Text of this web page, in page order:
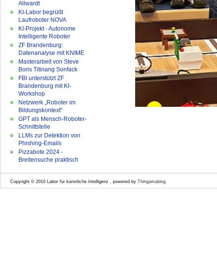
Allwardt
KI-Labor begrüßt
Laufroboter NOVA
KI-Projekt - Autonome
Intelligente Roboter
ZF Brandenburg:
Datenanalyse mit KNIME
Masterarbeit von Steve
Boris Titinang Sonfack
FBI unterstützt ZF
Brandenburg mit KI-
Workshop
Netzwerk „Roboter im
Bildungskontext“
GPT als Mensch-Roboter-
Schnittstelle
LLMs zur Detektion von
Phishing-Emails
Pizzabote 2024 -
Breitensuche praktisch
Copyright © 2010 Labor für künstliche Intelligenz , powered by Thingamablog